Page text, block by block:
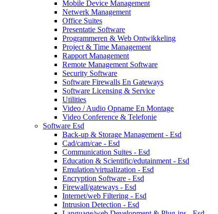
Mobile Device Management
Netwerk Management
Office Suites
Presentatie Software
Programmeren & Web Ontwikkeling
Project & Time Management
Rapport Management
Remote Management Software
Security Software
Software Firewalls En Gateways
Software Licensing & Service
Utilities
Video / Audio Opname En Montage
Video Conference & Telefonie
Software Esd
Back-up & Storage Management - Esd
Cad/cam/cae - Esd
Communication Suites - Esd
Education & Scientific/edutainment - Esd
Emulation/virtualization - Esd
Encryption Software - Esd
Firewall/gateways - Esd
Internet/web Filtering - Esd
Intrusion Detection - Esd